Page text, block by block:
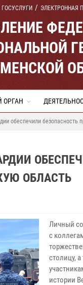
ГОСУСЛУГИ ЭЛЕКТРОННАЯ
ОРГАН
обеспечили
ОБЛАСТЬ
Личный
с
столицу,
истории